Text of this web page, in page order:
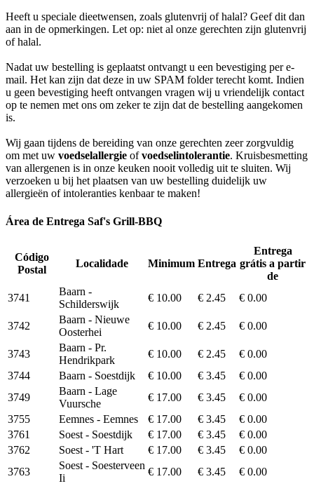
Heeft u speciale dieetwensen, zoals glutenvrij of halal? Geef dit dan
aan in de opmerkingen. Let op: niet al onze gerechten zijn glutenvrij
of halal.
Nadat uw bestelling is geplaatst ontvangt u een bevestiging per e-
mail. Het kan zijn dat deze in uw SPAM folder terecht komt. Indien
u geen bevestiging heeft ontvangen vragen wij u vriendelijk contact
op te nemen met ons om zeker te zijn dat de bestelling aangekomen
is.
Wij gaan tijdens de bereiding van onze gerechten zeer zorgvuldig
om met uw voedselallergie ofvoedselintolerantie. Kruisbesmetting
van allergenen is in onze keuken nooit volledig uit te sluiten. Wij
verzoeken u bij het plaatsen van uw bestelling duidelijk uw
allergieën of intoleranties kenbaar te maken!
Área de Entrega Saf's Grill-BBQ
Código
Postal
Localidade Minimum Entrega
Entrega
grátis a partir
de
3741
Baarn -
Schilderswijk
€ 10.00 € 2.45 € 0.00
3742
Baarn - Nieuwe
Oosterhei
€ 10.00 € 2.45 € 0.00
3743
Baarn - Pr.
Hendrikpark
€ 10.00 € 2.45
€ 0.00
3744
Baarn - Soestdijk € 10.00 € 3.45
€ 0.00
3749
Baarn - Lage
Vuursche
€ 17.00 € 3.45
€ 0.00
3755
Eemnes - Eemnes € 17.00 € 3.45
€ 0.00
3761
Soest - Soestdijk € 17.00 € 3.45
€ 0.00
3762
Soest - 'T Hart € 17.00 € 3.45
€ 0.00
3763
Soest - Soesterveen
Ii
€ 17.00 € 3.45
€ 0.00